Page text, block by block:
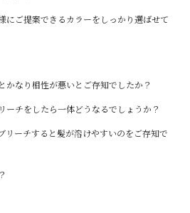
にご提案できるカラーをしっかり選ばせて
かなり相性が悪いとご存知でしたか？
ーチをしたら一体どうなるでしょうか？
リーチすると髪が溶けやすいのをご存知で